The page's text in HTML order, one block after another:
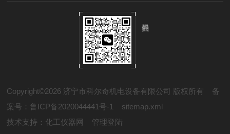
Copyright©2026 济宁市科尔奇机电设备有限公司 版权所有 备
案号：鲁ICP备2020044441号-1
sitemap.xml
技术支持： 化工仪器网 管理登陆